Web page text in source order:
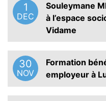
1
DEC
Souleymane
à l’espace
Vidame
30
NOV
Formation
employeur à